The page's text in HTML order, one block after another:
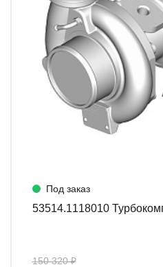
Под заказ
150 320 ₽